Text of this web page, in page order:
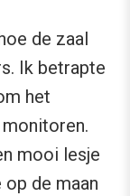
de zaal
Ik betrapte
het
mooi lesje
de maan